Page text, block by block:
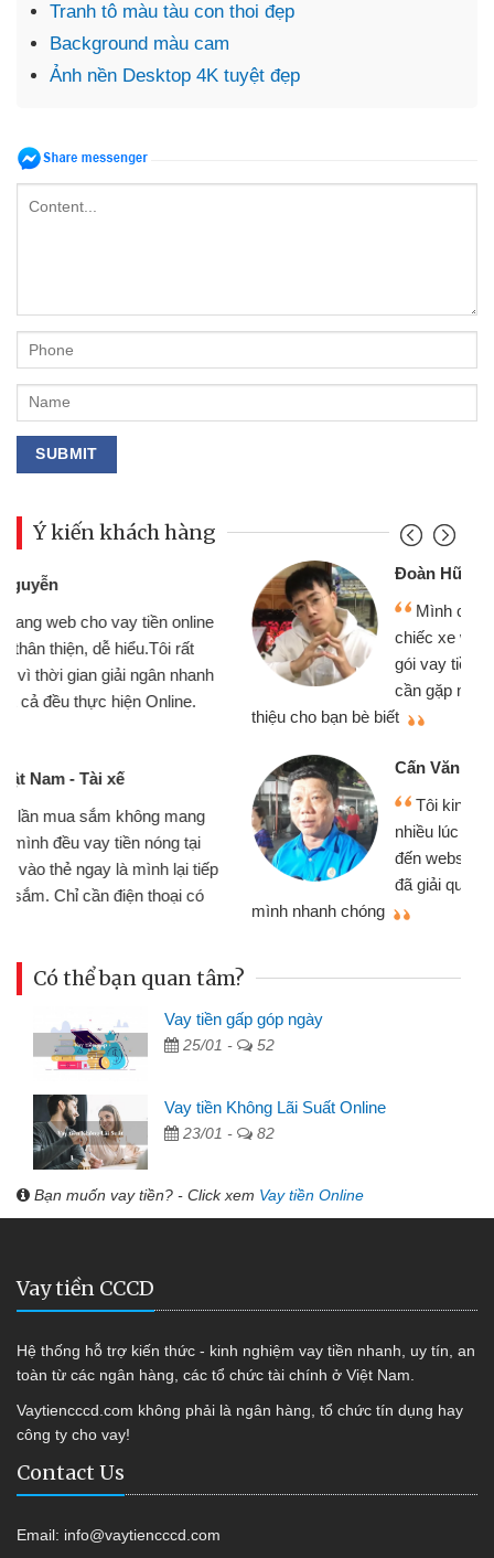
Tranh tô màu tàu con thoi đẹp
Background màu cam
Ảnh nền Desktop 4K tuyệt đẹp
Ý kiến khách hàng
Đoàn Hữu Cảnh
Mình cần tiền gấp nên định cầm cố
chiếc xe wave nhưng thật may đã có
gói vay tiền bằng CMND online không
cần gặp mặt nên rất tiện lợi, sẽ giới
Cấn Văn Lực - Tạp hóa
Tôi kinh doanh buôn bán nhỏ lẻ
nhiều lúc cần vốn nhập hàng, nhờ biết
đến website qua bạn bè giới thiệu tôi
đã giải quyết được công việc của
Có thể bạn quan tâm?
Vay tiền gấp góp ngày
25/01 - 52
Vay tiền Không Lãi Suất Online
23/01 - 82
Bạn muốn vay tiền? - Click xem Vay tiền Online
Vay tiền CCCD
Hệ thống hỗ trợ kiến thức - kinh nghiệm vay tiền nhanh, uy tín, an
toàn từ các ngân hàng, các tổ chức tài chính ở Việt Nam.
Vaytiencccd.com không phải là ngân hàng, tổ chức tín dụng hay
công ty cho vay!
Contact Us
Email: info@vaytiencccd.com